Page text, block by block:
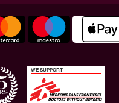
WE SUPPORT